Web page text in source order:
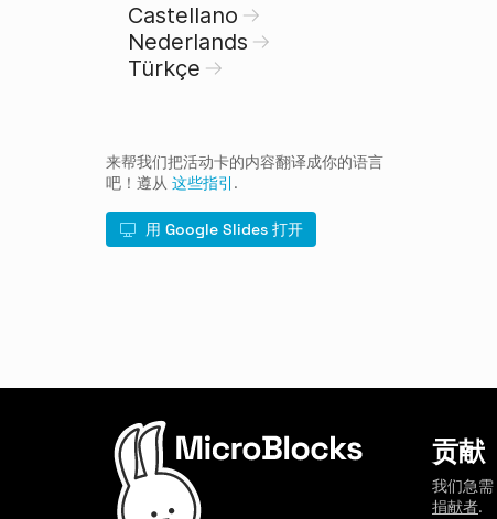
Castellano
Nederlands
Türkçe
来帮我们把活动卡的内容翻译成你的语言
吧！遵从 这些指引 .
用 Google Slides 打开
贡献
我们急需
捐献者.